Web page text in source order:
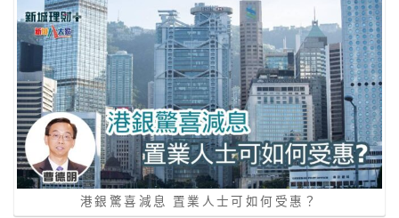
港銀驚喜減息 置業人士可如何受惠？